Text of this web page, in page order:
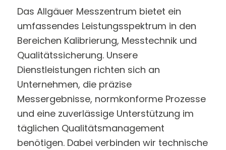
Das Allgäuer Messzentrum bietet ein
umfassendes Leistungsspektrum in den
Bereichen Kalibrierung, Messtechnik und
Qualitätssicherung. Unsere
Dienstleistungen richten sich an
Unternehmen, die präzise
Messergebnisse, normkonforme Prozesse
und eine zuverlässige Unterstützung im
täglichen Qualitätsmanagement
benötigen. Dabei verbinden wir technische